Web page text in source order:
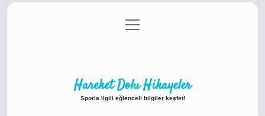
Gizlilik Politikası
menüyü
aç
Hareket Dolu Hikayeler
Sporla ilgili eğlenceli bilgiler keşfet!